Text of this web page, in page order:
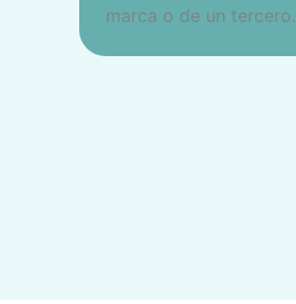
marca o de un tercero.